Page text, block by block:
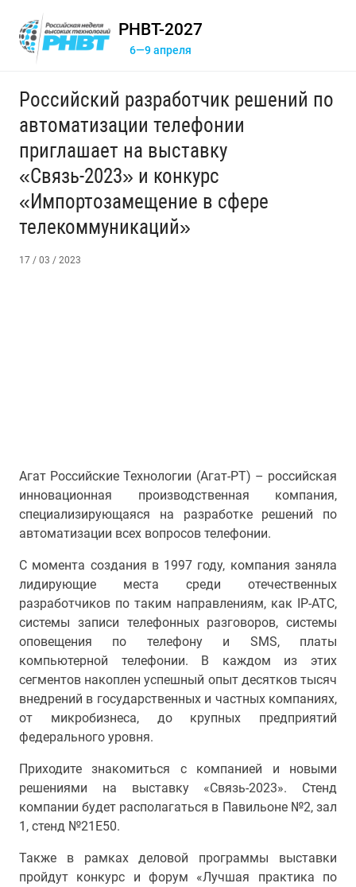
РНВТ-2027
6—9 апреля
Российский разработчик решений по
автоматизации телефонии
приглашает на выставку
«Связь-2023» и конкурс
«Импортозамещение в сфере
телекоммуникаций»
17 / 03 / 2023
Агат Российские Технологии (Агат-РТ) – российская
инновационная производственная компания,
специализирующаяся на разработке решений по
автоматизации всех вопросов телефонии.
С момента создания в 1997 году, компания заняла
лидирующие места среди отечественных
разработчиков по таким направлениям, как IP-АТС,
системы записи телефонных разговоров, системы
оповещения по телефону и SMS, платы
компьютерной телефонии. В каждом из этих
сегментов накоплен успешный опыт десятков тысяч
внедрений в государственных и частных компаниях,
от микробизнеса, до крупных предприятий
федерального уровня.
Приходите знакомиться с компанией и новыми
решениями на выставку «Связь-2023». Стенд
компании будет располагаться в Павильоне №2, зал
1, стенд №21E50.
Также в рамках деловой программы выставки
пройдут конкурс и форум «Лучшая практика по